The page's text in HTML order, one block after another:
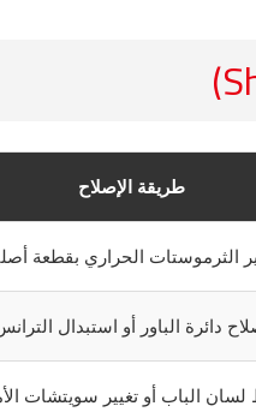
طريقة الإصلاح
الثرموستات الحراري بقطعة
دائرة الباور أو استبدال
الباب أو تغيير سويتشات